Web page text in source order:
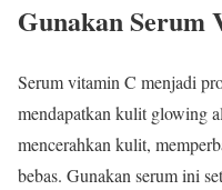
Gunakan Serum
Serum vitamin C menjadi
mendapatkan kulit glowing
mencerahkan kulit,
bebas. Gunakan serum ini